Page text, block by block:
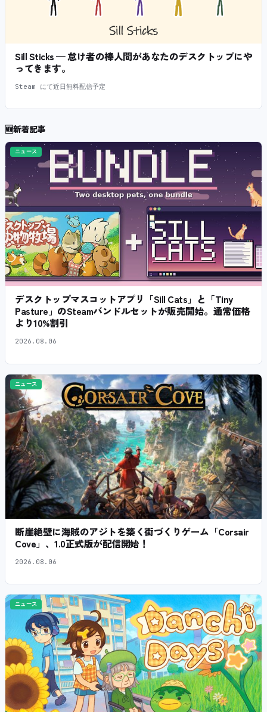
Sill Sticks — 怠け者の棒人間があなたのデスクトップにや
ってきます。
Steam にて近日無料配信予定
🆕新着記事
ニュース
デスクトップマスコットアプリ「Sill Cats」と「Tiny
Pasture」のSteamバンドルセットが販売開始。通常価格
より10%割引
2026.08.06
ニュース
断崖絶壁に海賊のアジトを築く街づくりゲーム「Corsair
Cove」、1.0正式版が配信開始！
2026.08.06
ニュース